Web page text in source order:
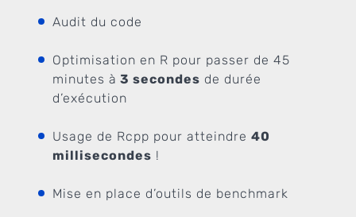
Audit du code
Optimisation en R pour passer de 45
minutes à 3 secondes de durée
d’exécution
Usage de Rcpp pour atteindre 40
millisecondes !
Mise en place d’outils de benchmark